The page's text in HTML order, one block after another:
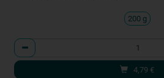
200 g
Anzahl
4,79 €